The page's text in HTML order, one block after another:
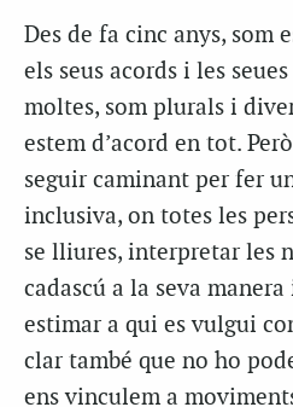
Des de fa cinc anys, som
els seus acords i les
moltes, som plurals i
estem d’acord en tot.
seguir caminant per fer
inclusiva, on totes les
se lliures, interpretar les
cadascú a la seva
estimar a qui es vulgui
clar també que no ho
ens vinculem a